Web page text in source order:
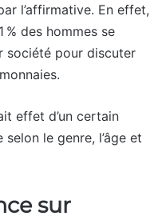
l’affirmative. En effet,
% des hommes se
société pour discuter
effet d’un certain
le genre, l’âge et
sur